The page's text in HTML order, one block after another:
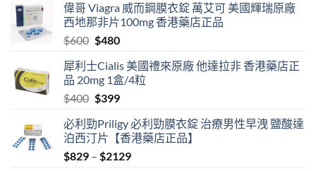
偉哥 Viagra 威而鋼膜衣錠 萬艾可 美國輝瑞原廠
西地那非片100mg 香港藥店正品
$600 Original
was:
$600.
$480Current
is:
$480.
犀利士Cialis 美國禮來原廠 他達拉非 香港藥店正
品 20mg 1盒/4粒
$400 Original
was:
$400.
$399Current
is:
$399.
必利勁Priligy 必利勁膜衣錠 治療男性早洩 鹽酸達
泊西汀片【香港藥店正品】
$829 – $2129Price